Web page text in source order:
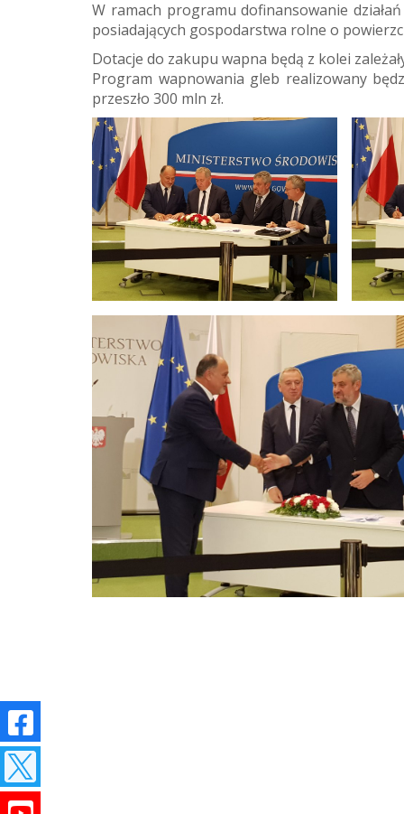
W ramach programu dofinansowanie
posiadających gospodarstwa rolne o
Dotacje do zakupu wapna będą z kolei
Program wapnowania gleb realizowany
przeszło 300 mln zł.